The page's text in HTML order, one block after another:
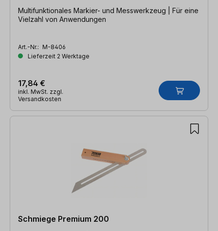
Multifunktionales Markier- und Messwerkzeug | Für eine
Vielzahl von Anwendungen
Art.-Nr.: M-8406
Lieferzeit 2 Werktage
17,84 €
inkl. MwSt. zzgl.
Versandkosten
Schmiege Premium 200